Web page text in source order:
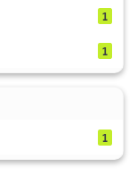
1
1
1